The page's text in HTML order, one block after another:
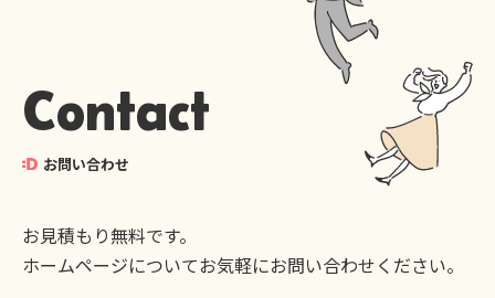
Contact
お問い合わせ
お見積もり無料です。
ホームページについてお気軽にお問い合わせください。